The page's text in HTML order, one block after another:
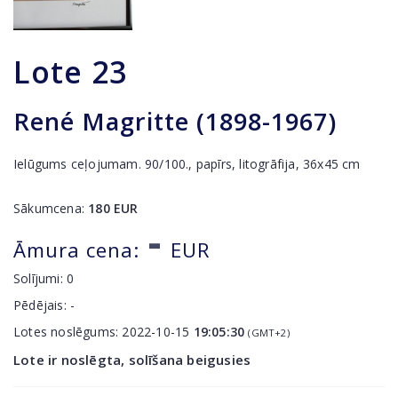
Lote 23
René Magritte (1898-1967)
Ielūgums ceļojumam. 90/100., papīrs, litogrāfija, 36x45 cm
Sākumcena: 180EUR
Āmura cena: - EUR
Solījumi:0
Pēdējais: -
Lotes noslēgums: 2022-10-15 19:05:30 (GMT+2)
Lote ir noslēgta, solīšana beigusies